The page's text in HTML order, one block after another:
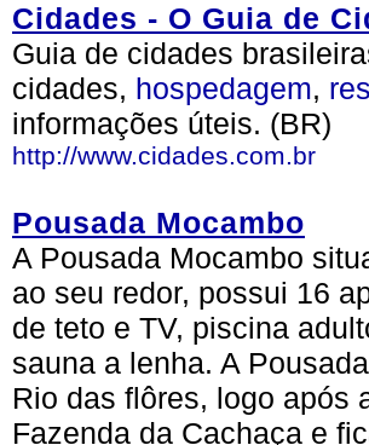
Cidades - O Guia de
Guia de cidades
cidades, hospedagem,
informações úteis. (BR)
http://www.cidades.com.br
Pousada Mocambo
A Pousada Mocambo
ao seu redor, possui 16
de teto e TV, piscina
sauna a lenha. A
Rio das flôres, logo após
Fazenda da Cachaça e